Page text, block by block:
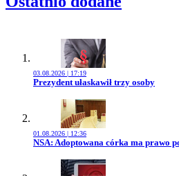
03.08.2026 | 17:19
Przejdź do artykułu:
Prezydent ułaskawił trzy osoby
01.08.2026 | 12:36
Przejdź do artykułu:
NSA: Adoptowana córka ma prawo